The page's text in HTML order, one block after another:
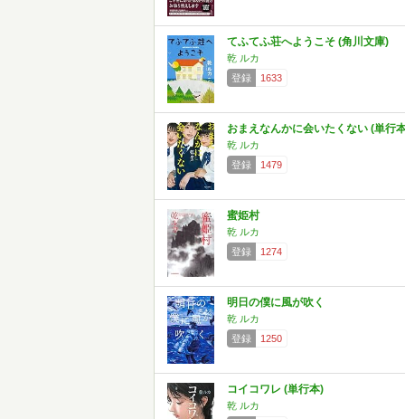
てふてふ荘へようこそ (角川文庫)
乾 ルカ
登録
1633
おまえなんかに会いたくない (単行
乾 ルカ
登録
1479
蜜姫村
乾 ルカ
登録
1274
明日の僕に風が吹く
乾 ルカ
登録
1250
コイコワレ (単行本)
乾 ルカ